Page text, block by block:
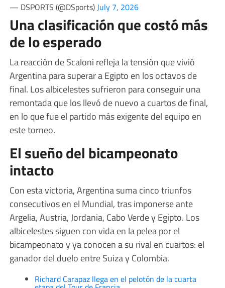
— DSPORTS (@DSports)July 7, 2026
Una clasificación que costó más
de lo esperado
La reacción de Scaloni refleja la tensión que vivió
Argentina para superar a Egipto en los octavos de
final. Los albicelestes sufrieron para conseguir una
remontada que los llevó de nuevo a cuartos de final,
en lo que fue el partido más exigente del equipo en
este torneo.
El sueño del bicampeonato
intacto
Con esta victoria, Argentina suma cinco triunfos
consecutivos en el Mundial, tras imponerse ante
Argelia, Austria, Jordania, Cabo Verde y Egipto. Los
albicelestes siguen con vida en la pelea por el
bicampeonato y ya conocen a su rival en cuartos: el
ganador del duelo entre Suiza y Colombia.
Richard Carapaz llega en el pelotón de la cuarta